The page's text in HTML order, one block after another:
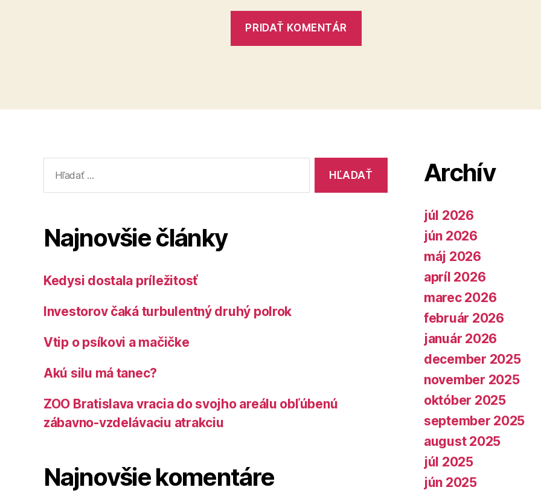
Najnovšie články
Kedysi dostala príležitosť
Investorov čaká turbulentný druhý polrok
Vtip o psíkovi a mačičke
Akú silu má tanec?
ZOO Bratislava vracia do svojho areálu obľúbenú
zábavno-vzdelávaciu atrakciu
Najnovšie komentáre
Archív
júl 2026
jún 2026
máj 2026
apríl 2026
marec 2026
február 2026
január 2026
december 2025
november 2025
október 2025
september 2025
august 2025
júl 2025
jún 2025